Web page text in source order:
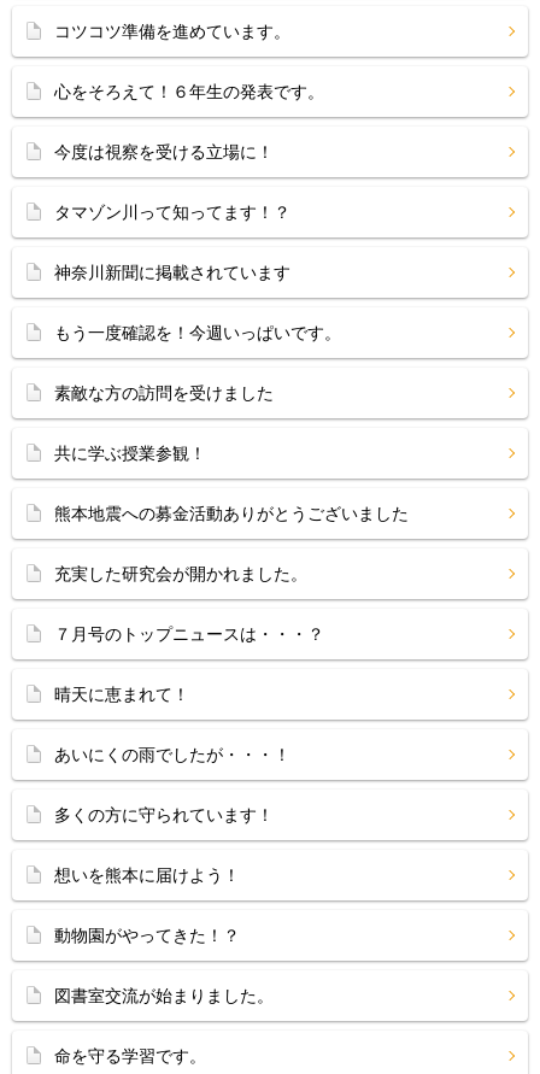
コツコツ準備を進めています。
心をそろえて！６年生の発表です。
今度は視察を受ける立場に！
タマゾン川って知ってます！？
神奈川新聞に掲載されています
もう一度確認を！今週いっぱいです。
素敵な方の訪問を受けました
共に学ぶ授業参観！
熊本地震への募金活動ありがとうございました
充実した研究会が開かれました。
７月号のトップニュースは・・・？
晴天に恵まれて！
あいにくの雨でしたが・・・！
多くの方に守られています！
想いを熊本に届けよう！
動物園がやってきた！？
図書室交流が始まりました。
命を守る学習です。